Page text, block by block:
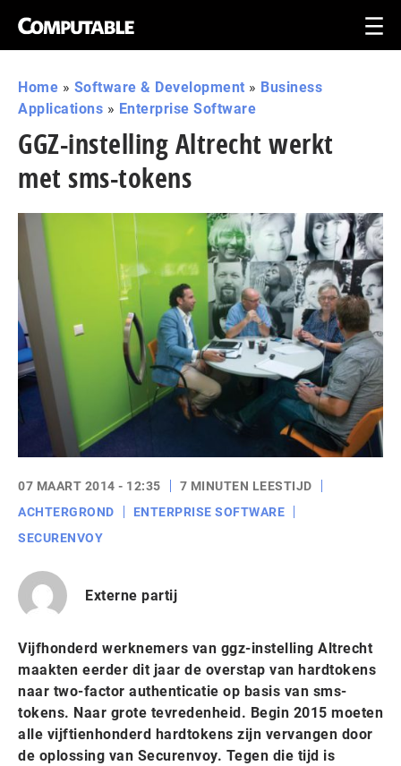
Home » Software & Development » Business
Applications » Enterprise Software
GGZ-instelling Altrecht werkt
met sms-tokens
07 MAART 2014 - 12:35
7 MINUTEN LEESTIJD
ACHTERGROND
ENTERPRISE SOFTWARE
SECURENVOY
Externe partij
Vijfhonderd werknemers van ggz-instelling Altrecht
maakten eerder dit jaar de overstap van hardtokens
naar two-factor authenticatie op basis van sms-
tokens. Naar grote tevredenheid. Begin 2015 moeten
alle vijftienhonderd hardtokens zijn vervangen door
de oplossing van Securenvoy. Tegen die tijd is